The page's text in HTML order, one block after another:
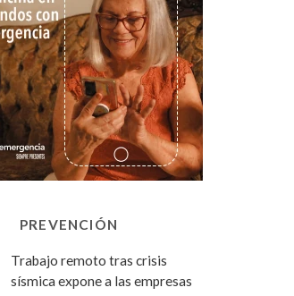
PREVENCIÓN
Trabajo remoto tras crisis
sísmica expone a las empresas